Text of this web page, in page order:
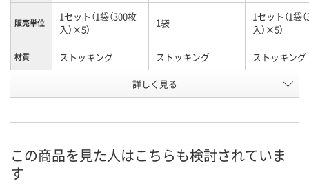
販売単位
1セット（1袋（300枚
入）×5）
1袋
1セット（1袋
入）×5）
材質 ストッキング ストッキング ストッキング
排水口・三角コーナ
ー兼用
排水口・三角コーナ
ー兼用
お申込番
在庫 あり あり あり
詳しく見る
この商品を見た人はこちらも検討されていま
す